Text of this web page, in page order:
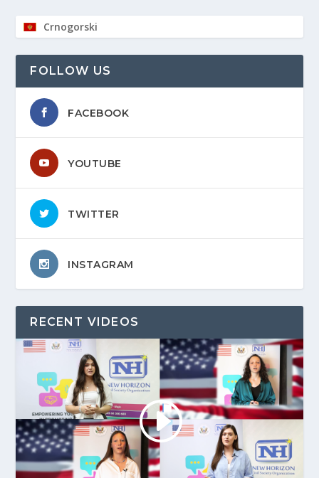
Crnogorski
FOLLOW US
FACEBOOK
YOUTUBE
TWITTER
INSTAGRAM
RECENT VIDEOS